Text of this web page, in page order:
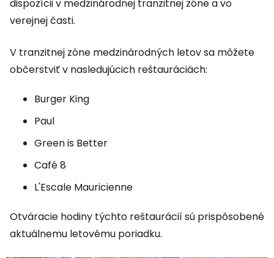
dispozícii v medzinárodnej tranzitnej zóne a vo
verejnej časti.
V tranzitnej zóne medzinárodných letov sa môžete
občerstviť v nasledujúcich reštauráciách:
Burger King
Paul
Green is Better
Café 8
L'Escale Mauricienne
Otváracie hodiny týchto reštaurácií sú prispôsobené
aktuálnemu letovému poriadku.